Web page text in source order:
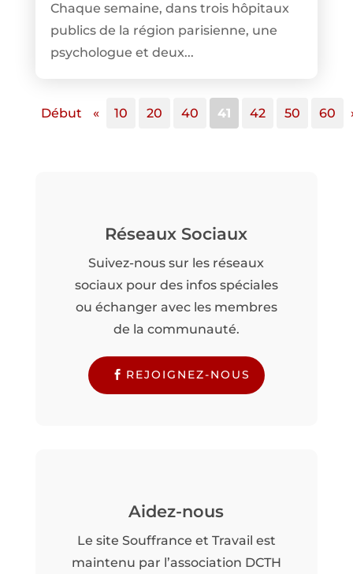
Chaque semaine, dans trois hôpitaux
publics de la région parisienne, une
psychologue et deux...
Début « 10 20 40 41 42 50 60
Réseaux Sociaux
Suivez-nous sur les réseaux
sociaux pour des infos spéciales
ou échanger avec les membres
de la communauté.
REJOIGNEZ-NOUS
Aidez-nous
Le site Souffrance et Travail est
maintenu par l’association DCTH